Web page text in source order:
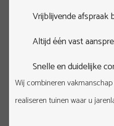
Vrijblijvende afspraak
Altijd één vast
Snelle en duidelijke
Wij combineren
realiseren tuinen waar u